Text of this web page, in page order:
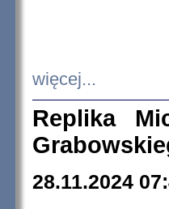
więcej...
Replika
28.11.2024